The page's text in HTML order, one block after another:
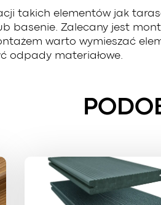
takich elementów jak
basenie. Zalecany jest
warto wymieszać
odpady materiałowe.